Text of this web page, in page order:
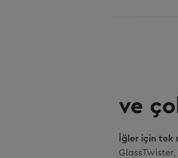
ve
İğler için tek